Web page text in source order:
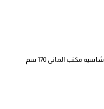
شاسيه مكتب المانى 170 سم